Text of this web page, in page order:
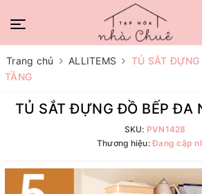
Trang chủ ALLITEMS
TỦ SẮT
TẦNG
TỦ SẮT ĐỰNG ĐỒ BẾP ĐA
SKU: PVN1428
Thương hiệu:Đang cập